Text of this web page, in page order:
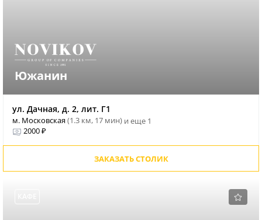
Южанин
ул. Дачная, д. 2, лит. Г1
м. Московская(1.3 км, 17 мин) и еще 1
2000 ₽
ЗАКАЗАТЬ СТОЛИК